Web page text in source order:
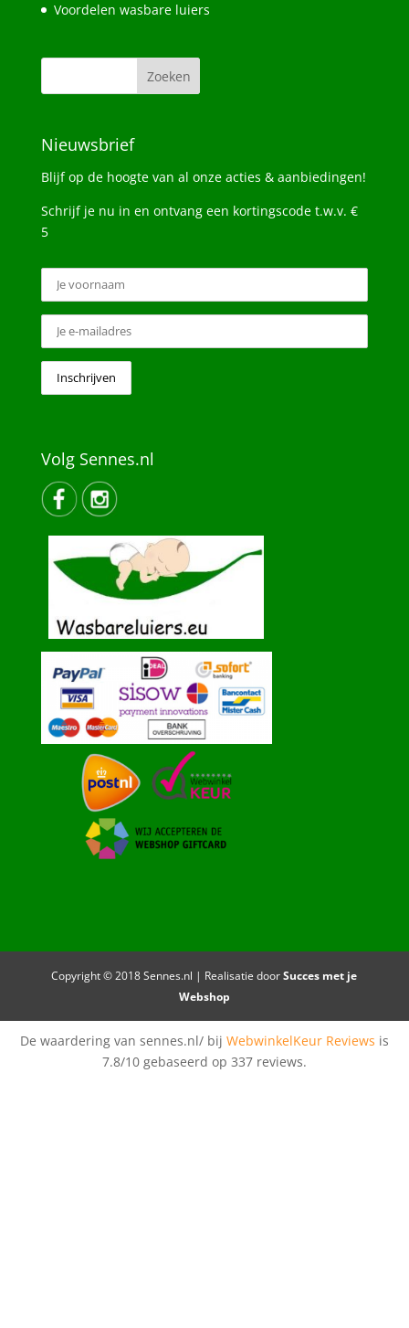
Voordelen wasbare luiers
Nieuwsbrief
Blijf op de hoogte van al onze acties & aanbiedingen!
Schrijf je nu in en ontvang een kortingscode t.w.v. €
5
Volg Sennes.nl
Copyright © 2018 Sennes.nl | Realisatie doorSucces met je
Webshop
De waardering van sennes.nl/ bij WebwinkelKeur Reviews is
7.8/10 gebaseerd op 337 reviews.